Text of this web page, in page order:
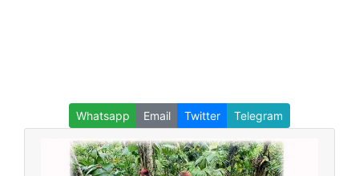
Whatsapp Email Twitter Telegram